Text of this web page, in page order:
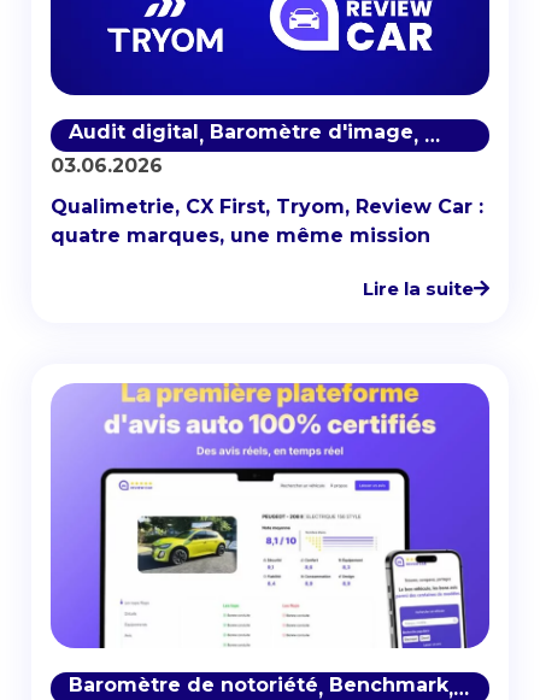
Audit digital , Baromètre d'image,
03.06.2026
Qualimetrie, CX First, Tryom, Review Car :
quatre marques, une même mission
Lire la suite
Baromètre de notoriété, Benchmark,